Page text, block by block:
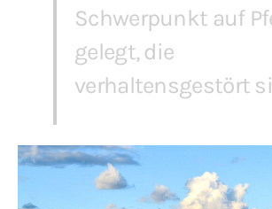
Schwerpunkt auf
gelegt, die
verhaltensgestört